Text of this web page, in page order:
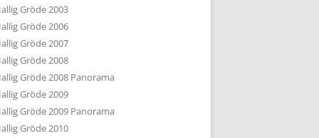
Gröde 2003
Gröde 2006
Gröde 2007
Gröde 2008
Gröde 2008 Panorama
Gröde 2009
Gröde 2009 Panorama
Gröde 2010